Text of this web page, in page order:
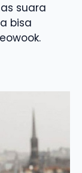
suara
bisa